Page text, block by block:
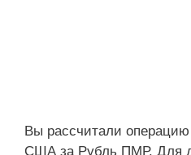
Вы рассчитали
США за Рубль ПМР. Для